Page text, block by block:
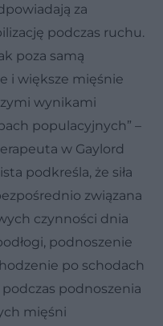
za
podczas ruchu.
poza samą
i większe mięśnie
wynikami
populacyjnych” –
w Gaylord
podkreśla, że siła
związana
czynności dnia
podnoszenie
po schodach
podnoszenia
mięśni